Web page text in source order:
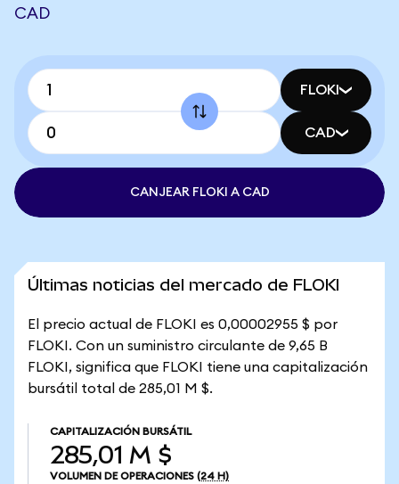
CAD
FLOKI
CAD
CANJEAR FLOKI A CAD
Últimas noticias del mercado de FLOKI
El precio actual de FLOKI es 0,00002955 $ por
FLOKI. Con un suministro circulante de 9,65 B
FLOKI, significa que FLOKI tiene una capitalización
bursátil total de 285,01 M $.
CAPITALIZACIÓN BURSÁTIL
285,01 M $
VOLUMEN DE OPERACIONES (24 H)